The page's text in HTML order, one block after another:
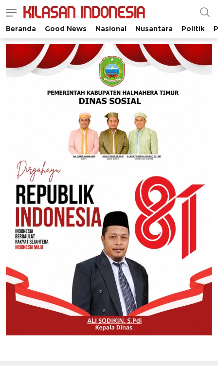
Kilasan Indonesia
Satu-satunya di Indonesia
Beranda Good News Nasional Nusantara Politik